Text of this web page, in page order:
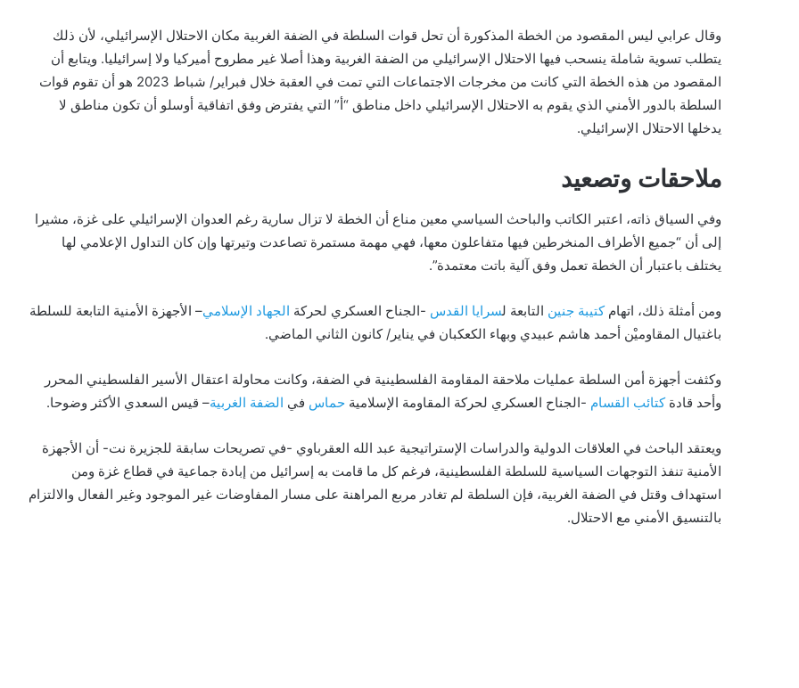
وقال عرابي ليس المقصود من الخطة المذكورة أن تحل قوات السلطة في الضفة الغربية مكان الاحتلال الإسرائيلي، لأن ذلك
يتطلب تسوية شاملة ينسحب فيها الاحتلال الإسرائيلي من الضفة الغربية وهذا أصلا غير مطروح أميركيا ولا إسرائيليا. ويتابع أن
المقصود من هذه الخطة التي كانت من مخرجات الاجتماعات التي تمت في العقبة خلال فبراير/ شباط 2023 هو أن تقوم قوات
السلطة بالدور الأمني الذي يقوم به الاحتلال الإسرائيلي داخل مناطق “أ” التي يفترض وفق اتفاقية أوسلو أن تكون مناطق لا
يدخلها الاحتلال الإسرائيلي.
ملاحقات وتصعيد
وفي السياق ذاته، اعتبر الكاتب والباحث السياسي معين مناع أن الخطة لا تزال سارية رغم العدوان الإسرائيلي على غزة، مشيرا
إلى أن “جميع الأطراف المنخرطين فيها متفاعلون معها، فهي مهمة مستمرة تصاعدت وتيرتها وإن كان التداول الإعلامي لها
يختلف باعتبار أن الخطة تعمل وفق آلية باتت معتمدة”.
ومن أمثلة ذلك، اتهامكتيبة جنين التابعة لسرايا القدس -الجناح العسكري لحركة الجهاد الإسلامي– الأجهزة الأمنية التابعة للسلطة
باغتيال المقاوميْن أحمد هاشم عبيدي وبهاء الكعكبان في يناير/ كانون الثاني الماضي.
وكثفت أجهزة أمن السلطة عمليات ملاحقة المقاومة الفلسطينية في الضفة، وكانت محاولة اعتقال الأسير الفلسطيني المحرر
وأحد قادةكتائب القسام -الجناح العسكري لحركة المقاومة الإسلامية حماس في الضفة الغربية– قيس السعدي الأكثر وضوحا.
ويعتقد الباحث في العلاقات الدولية والدراسات الإستراتيجية عبد الله العقرباوي -في تصريحات سابقة للجزيرة نت- أن الأجهزة
الأمنية تنفذ التوجهات السياسية للسلطة الفلسطينية، فرغم كل ما قامت به إسرائيل من إبادة جماعية في قطاع غزة ومن
استهداف وقتل في الضفة الغربية، فإن السلطة لم تغادر مربع المراهنة على مسار المفاوضات غير الموجود وغير الفعال والالتزام
بالتنسيق الأمني مع الاحتلال.